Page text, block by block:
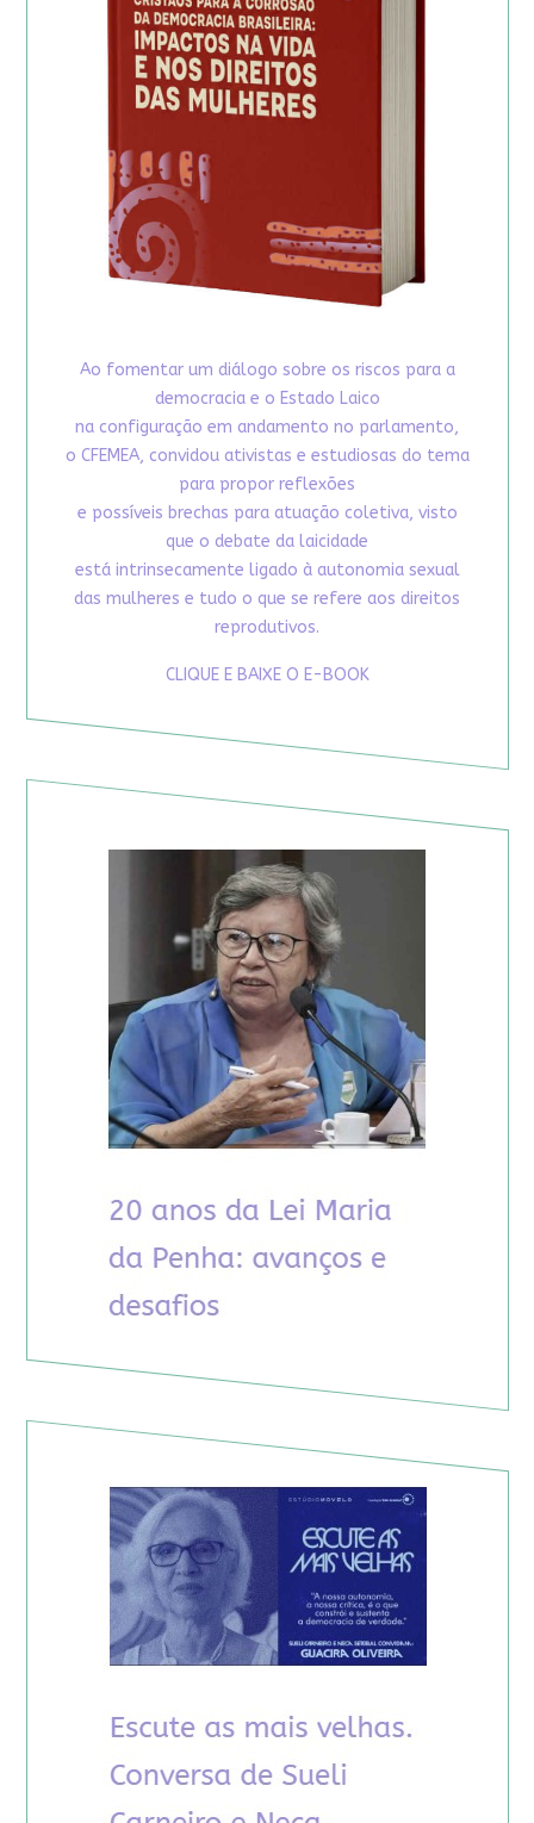
Ao fomentar um diálogo sobre os riscos para a
democracia e o Estado Laico
na configuração em andamento no parlamento,
o CFEMEA, convidou ativistas e estudiosas do tema
para propor reflexões
e possíveis brechas para atuação coletiva, visto
que o debate da laicidade
está intrinsecamente ligado à autonomia sexual
das mulheres e tudo o que se refere aos direitos
reprodutivos.
CLIQUE E BAIXE O E-BOOK